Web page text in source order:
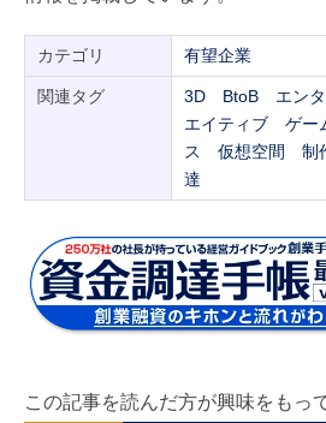
カテゴリ 有望企業
関連タグ 3D BtoB エン
エイティブ
ゲー
ス
仮想空間 制
達
この記事を読んだ方が興味をもっ